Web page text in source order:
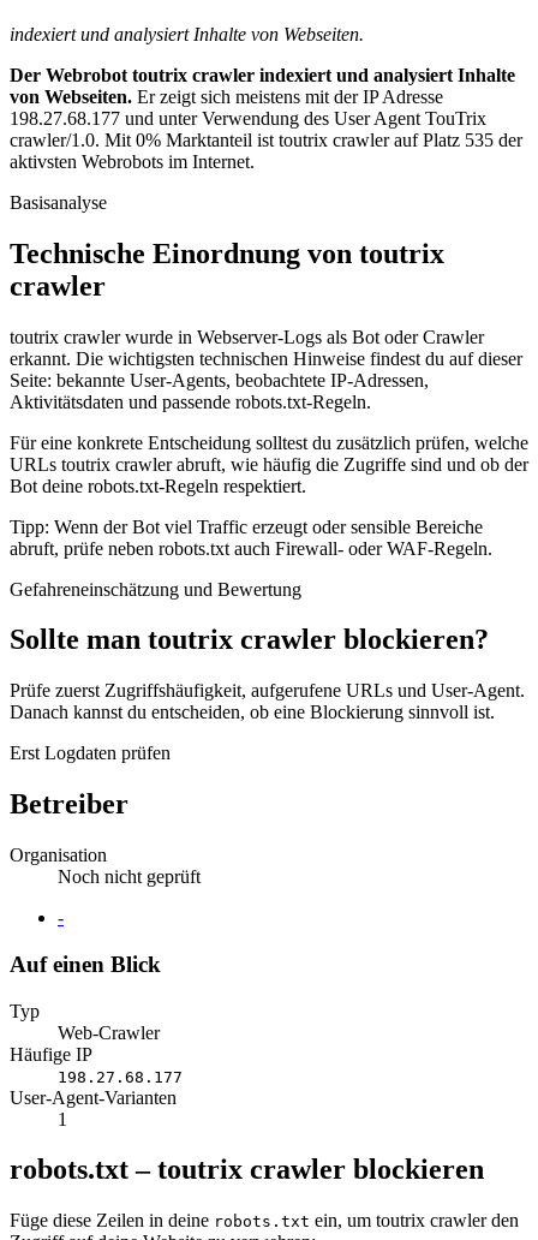
indexiert und analysiert Inhalte von Webseiten.
Der Webrobot toutrix crawler indexiert und analysiert Inhalte
von Webseiten. Er zeigt sich meistens mit der IP Adresse
198.27.68.177 und unter Verwendung des User Agent TouTrix
crawler/1.0. Mit 0% Marktanteil ist toutrix crawler auf Platz 535 der
aktivsten Webrobots im Internet.
Basisanalyse
Technische Einordnung von toutrix
crawler
toutrix crawler wurde in Webserver-Logs als Bot oder Crawler
erkannt. Die wichtigsten technischen Hinweise findest du auf dieser
Seite: bekannte User-Agents, beobachtete IP-Adressen,
Aktivitätsdaten und passende robots.txt-Regeln.
Für eine konkrete Entscheidung solltest du zusätzlich prüfen, welche
URLs toutrix crawler abruft, wie häufig die Zugriffe sind und ob der
Bot deine robots.txt-Regeln respektiert.
Tipp: Wenn der Bot viel Traffic erzeugt oder sensible Bereiche
abruft, prüfe neben robots.txt auch Firewall- oder WAF-Regeln.
Gefahreneinschätzung und Bewertung
Sollte man toutrix crawler blockieren?
Prüfe zuerst Zugriffshäufigkeit, aufgerufene URLs und User-Agent.
Danach kannst du entscheiden, ob eine Blockierung sinnvoll ist.
Erst Logdaten prüfen
Betreiber
Organisation
Noch nicht geprüft
Website
-
Auf einen Blick
Typ
Web-Crawler
Häufige IP
198.27.68.177
User-Agent-Varianten
1
robots.txt – toutrix crawler blockieren
Füge diese Zeilen in deine robots.txt ein, um toutrix crawler den